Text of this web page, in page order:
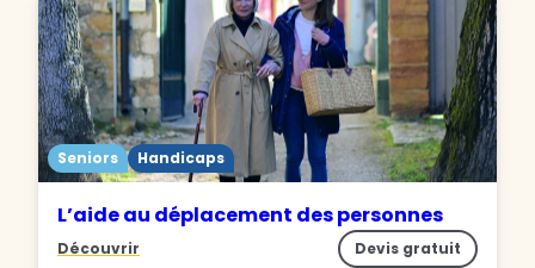
Seniors Handicaps
L’aide au déplacement des personnes
Découvrir Devis gratuit